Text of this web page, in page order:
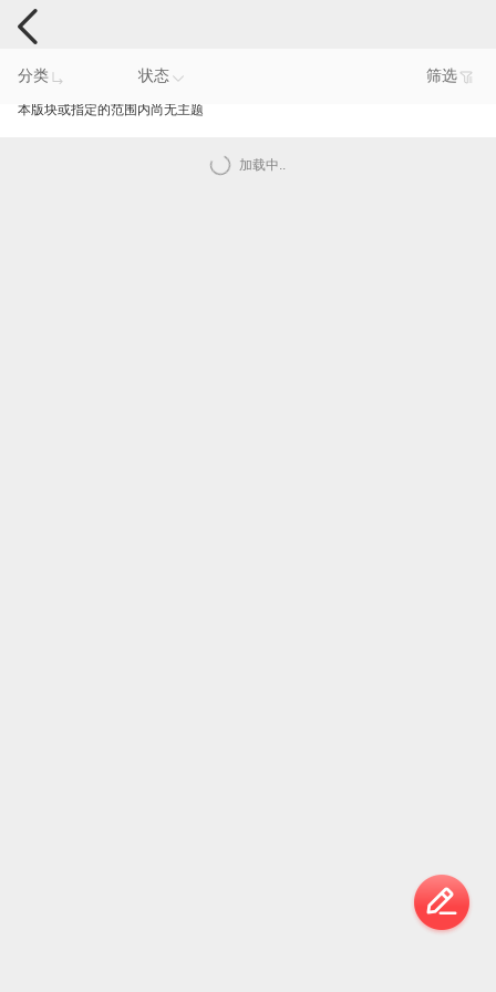
手机反馈
分类 状态 筛选
本版块或指定的范围内尚无主题
加载中..